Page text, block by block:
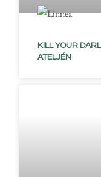
KILL YOUR
ATELJÉN